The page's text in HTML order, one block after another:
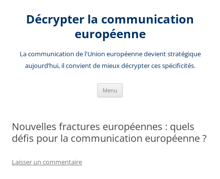
contenuDécrypter la communication
européenne
La communication de l'Union européenne devient stratégique
aujourd’hui, il convient de mieux décrypter ces spécificités.
Menu
Nouvelles fractures européennes : quels
défis pour la communication européenne ?
Laisser un commentaire